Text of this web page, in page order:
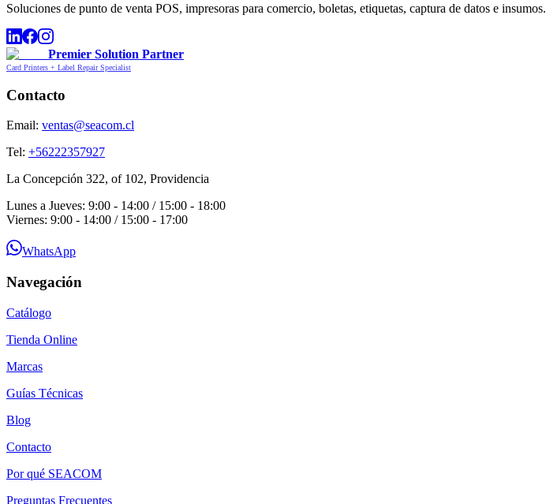
Soluciones de punto de venta POS, impresoras para comercio, boletas, etiquetas, captura de datos e insumos.
Premier Solution Partner
Card Printers + Label Repair Specialist
Contacto
Email: ventas@seacom.cl
Tel: +56222357927
La Concepción 322, of 102, Providencia
Lunes a Jueves: 9:00 - 14:00 / 15:00 - 18:00
Viernes: 9:00 - 14:00 / 15:00 - 17:00
WhatsApp
Navegación
Catálogo
Tienda Online
Marcas
Guías Técnicas
Blog
Contacto
Por qué SEACOM
Preguntas Frecuentes